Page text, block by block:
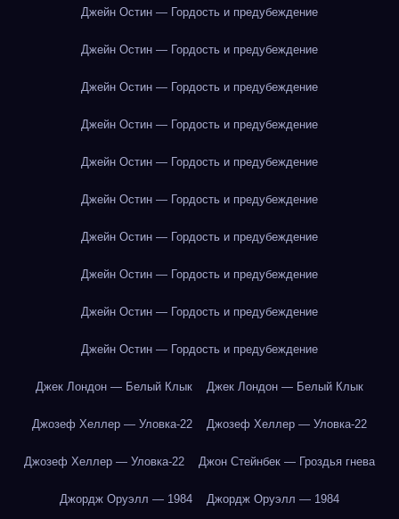
Джейн Остин — Гордость и предубеждение
Джейн Остин — Гордость и предубеждение
Джейн Остин — Гордость и предубеждение
Джейн Остин — Гордость и предубеждение
Джейн Остин — Гордость и предубеждение
Джейн Остин — Гордость и предубеждение
Джейн Остин — Гордость и предубеждение
Джейн Остин — Гордость и предубеждение
Джейн Остин — Гордость и предубеждение
Джейн Остин — Гордость и предубеждение
Джек Лондон — Белый Клык Джек Лондон — Белый Клык
Джозеф Хеллер — Уловка-22 Джозеф Хеллер — Уловка-22
Джозеф Хеллер — Уловка-22 Джон Стейнбек — Гроздья гнева
Джордж Оруэлл — 1984 Джордж Оруэлл — 1984